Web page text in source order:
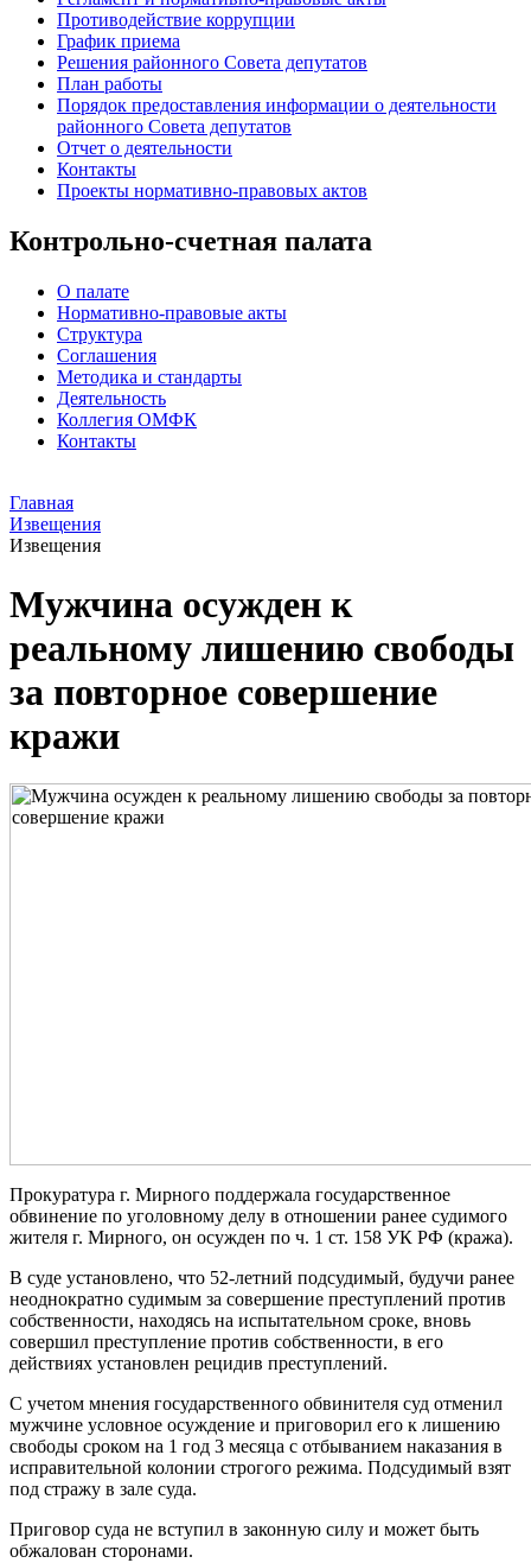
Противодействие коррупции
График приема
Решения районного Совета депутатов
План работы
Порядок предоставления информации о деятельности
районного Совета депутатов
Отчет о деятельности
Контакты
Проекты нормативно-правовых актов
Контрольно-счетная палата
О палате
Нормативно-правовые акты
Структура
Соглашения
Методика и стандарты
Деятельность
Коллегия ОМФК
Контакты
Главная
Извещения
Извещения
Мужчина осужден к
реальному лишению свободы
за повторное совершение
кражи
Прокуратура г. Мирного поддержала государственное
обвинение по уголовному делу в отношении ранее судимого
жителя г. Мирного, он осужден по ч. 1 ст. 158 УК РФ (кража).
В суде установлено, что 52-летний подсудимый, будучи ранее
неоднократно судимым за совершение преступлений против
собственности, находясь на испытательном сроке, вновь
совершил преступление против собственности, в его
действиях установлен рецидив преступлений.
С учетом мнения государственного обвинителя суд отменил
мужчине условное осуждение и приговорил его к лишению
свободы сроком на 1 год 3 месяца с отбыванием наказания в
исправительной колонии строгого режима. Подсудимый взят
под стражу в зале суда.
Приговор суда не вступил в законную силу и может быть
обжалован сторонами.